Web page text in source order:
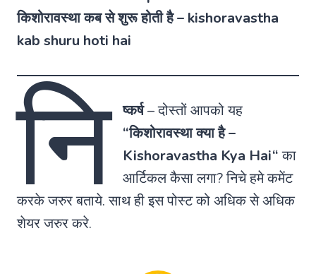
किशोरावस्था कब से शुरू होती है – kishoravastha
kab shuru hoti hai
नि ष्कर्ष–दोस्तों आपको यह
“किशोरावस्था क्या है –
Kishoravastha Kya Hai“का
आर्टिकल कैसा लगा? निचे हमे कमेंट
करके जरुर बताये. साथ ही इस पोस्ट को अधिक से अधिक
शेयर जरुर करे.